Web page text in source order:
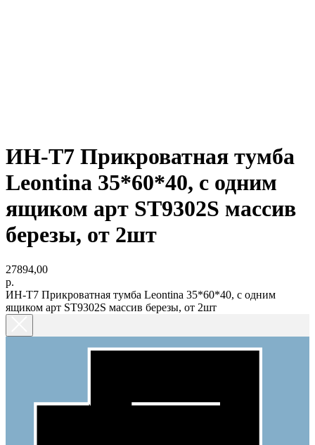
ИН-Т7 Прикроватная тумба
Leontina 35*60*40, с одним
ящиком арт ST9302S массив
березы, от 2шт
27894,00
р.
ИН-Т7 Прикроватная тумба Leontina 35*60*40, с одним
ящиком арт ST9302S массив березы, от 2шт